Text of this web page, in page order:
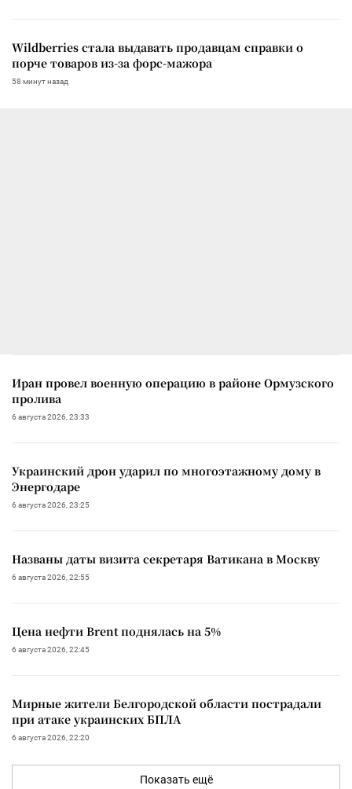
Wildberries стала выдавать продавцам справки о
порче товаров из-за форс-мажора
58 минут назад
Иран провел военную операцию в районе Ормузского
пролива
6 августа 2026, 23:33
Украинский дрон ударил по многоэтажному дому в
Энергодаре
6 августа 2026, 23:25
Названы даты визита секретаря Ватикана в Москву
6 августа 2026, 22:55
Цена нефти Brent поднялась на 5%
6 августа 2026, 22:45
Мирные жители Белгородской области пострадали
при атаке украинских БПЛА
6 августа 2026, 22:20
Показать ещё